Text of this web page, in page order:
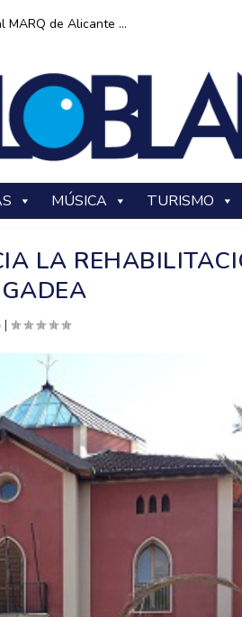
MARQ de Alicante ...
MÚSICA TURISMO
LA
GADEA
|